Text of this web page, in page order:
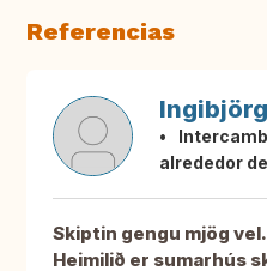
Referencias
Ingibjörg
alrededor
Skiptin gengu mjög
Heimilið er sumarhús